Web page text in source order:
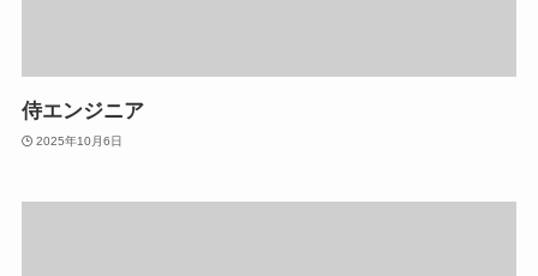
侍エンジニア
2025年10月6日